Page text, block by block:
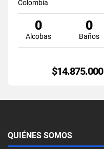
Colombia
0
Alcobas
0
Baños
$14.875.000
QUIÉNES SOMOS